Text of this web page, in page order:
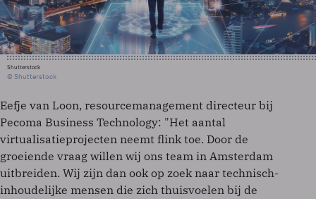
Shutterstock
© Shutterstock
Eefje van Loon, resourcemanagement directeur bij
Pecoma Business Technology: "Het aantal
virtualisatieprojecten neemt flink toe. Door de
groeiende vraag willen wij ons team in Amsterdam
uitbreiden. Wij zijn dan ook op zoek naar technisch-
inhoudelijke mensen die zich thuisvoelen bij de